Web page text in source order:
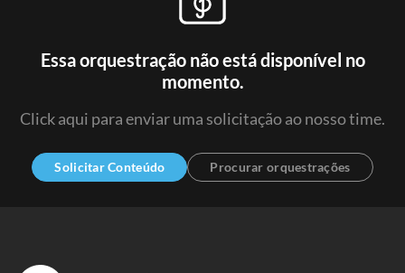
Essa orquestração não está disponível no
momento.
Click aqui para enviar uma solicitação ao nosso time.
Solicitar Conteúdo Procurar orquestrações